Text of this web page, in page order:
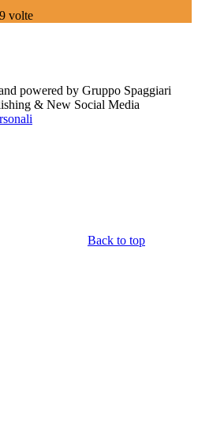
volte
powered by Gruppo Spaggiari
& New Social Media
Back to top